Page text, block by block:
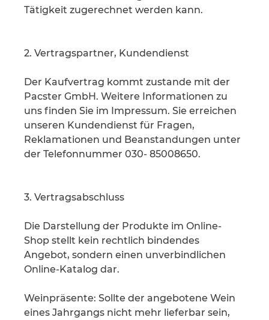
Tätigkeit zugerechnet werden kann.
2. Vertragspartner, Kundendienst
Der Kaufvertrag kommt zustande mit der
Pacster GmbH. Weitere Informationen zu
uns finden Sie im Impressum. Sie erreichen
unseren Kundendienst für Fragen,
Reklamationen und Beanstandungen unter
der Telefonnummer 030- 85008650.
3. Vertragsabschluss
Die Darstellung der Produkte im Online-
Shop stellt kein rechtlich bindendes
Angebot, sondern einen unverbindlichen
Online-Katalog dar.
Weinpräsente: Sollte der angebotene Wein
eines Jahrgangs nicht mehr lieferbar sein,